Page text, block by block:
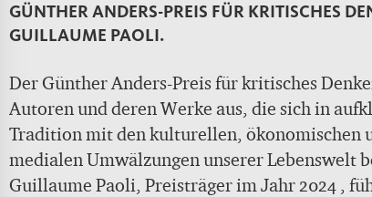
GÜNTHER ANDERS-PREIS FÜR KRITISCHES
GUILLAUME PAOLI.
Der Günther Anders-Preis für kritisches
Autoren und deren Werke aus, die sich in
Tradition mit den kulturellen, ökonomischen
medialen Umwälzungen unserer Lebenswelt
Guillaume Paoli, Preisträger im Jahr 2024 ,